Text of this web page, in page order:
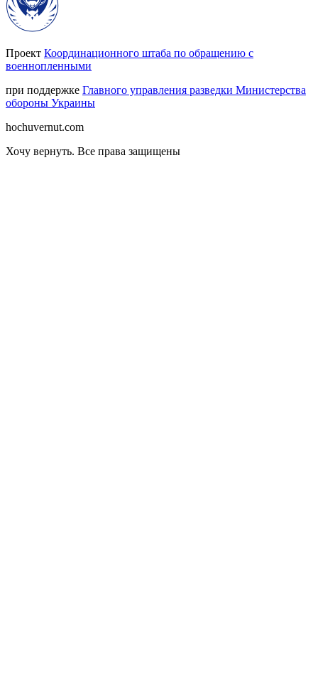
Проект Координационного штаба по обращению с
военнопленными
при поддержке Главного управления разведки Министерства
обороны Украины
hochuvernut.com
Хочу вернуть. Все права защищены